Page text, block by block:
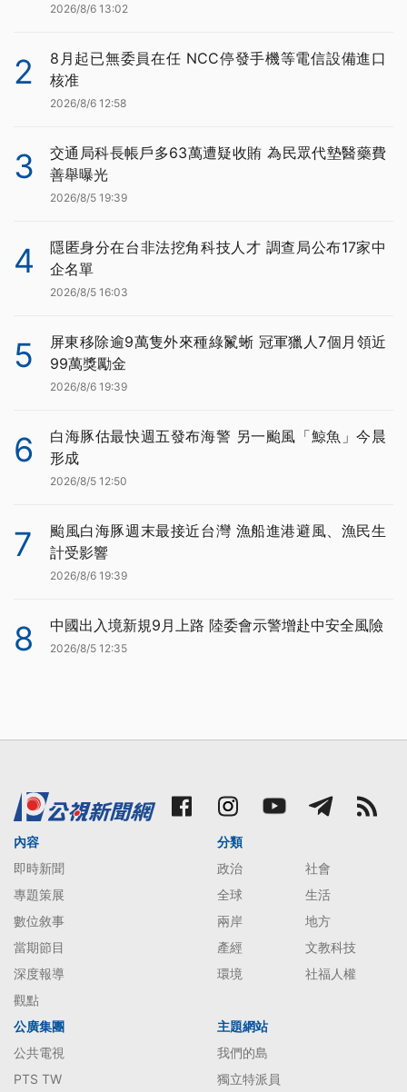
2026/8/6 13:02
2
8月起已無委員在任 NCC停發手機等電信設備進口
核准
2026/8/6 12:58
3
交通局科長帳戶多63萬遭疑收賄 為民眾代墊醫藥費
善舉曝光
2026/8/5 19:39
4
隱匿身分在台非法挖角科技人才 調查局公布17家中
企名單
2026/8/5 16:03
5
屏東移除逾9萬隻外來種綠鬣蜥 冠軍獵人7個月領近
99萬獎勵金
2026/8/6 19:39
6
白海豚估最快週五發布海警 另一颱風「鯨魚」今晨
形成
2026/8/5 12:50
7
颱風白海豚週末最接近台灣 漁船進港避風、漁民生
計受影響
2026/8/6 19:39
8 中國出入境新規9月上路 陸委會示警增赴中安全風險
2026/8/5 12:35
內容
即時新聞
專題策展
數位敘事
當期節目
深度報導
觀點
分類
政治
社會
全球
生活
兩岸
地方
產經
文教科技
環境
社福人權
公廣集團
公共電視
PTS TW
主題網站
我們的島
獨立特派員